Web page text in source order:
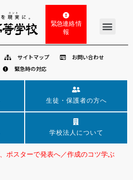
緊急連絡 情
報
サイトマップ
お問い合わせ
緊急時の対応
生徒・保護者の方へ
学校法人について
ポスターで発表へ／作成のコツ学ぶ